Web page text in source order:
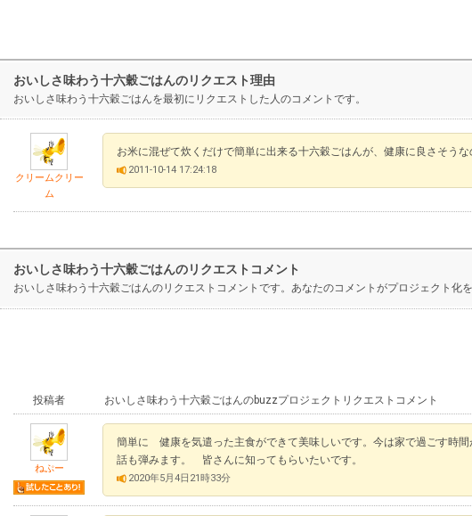
おいしさ味わう十六穀ごはんのリクエスト理由
おいしさ味わう十六穀ごはんを最初にリクエストした人のコメントです。
クリームクリー
ム
お米に混ぜて炊くだけで簡単に出来る十六穀ごはんが、健康に良さそうな
2011-10-14 17:24:18
おいしさ味わう十六穀ごはんのリクエストコメント
おいしさ味わう十六穀ごはんのリクエストコメントです。あなたのコメントがプロジェクト化
投稿者 おいしさ味わう十六穀ごはんのbuzzプロジェクトリクエストコメント
ねぷー
簡単に 健康を気遣った主食ができて美味しいです。今は家で過ごす時
話も弾みます。 皆さんに知ってもらいたいです。
2020年5月4日21時33分